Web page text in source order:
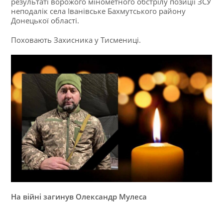
неподалік села Іванівське Бахмутського району
Донецької області.
Поховають Захисника у Тисмениці.
На війні загинув Олександр Мулеса